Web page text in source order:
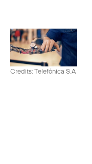
Credits: Telefónica S.A